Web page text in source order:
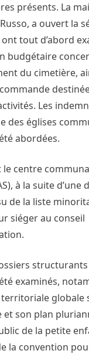
présents. La
a ouvert la
ont tout d’abord
budgétaire
du cimetière,
Les
des églises
abordées.
centre
à la suite d’une
de la liste
siéger au conseil
examinés,
globale
et son plan
de la petite
la convention